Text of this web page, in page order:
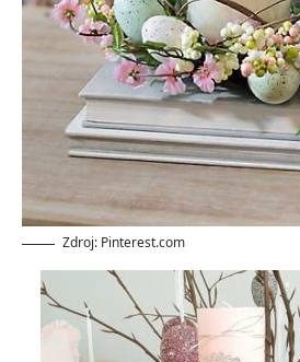
Zdroj: Pinterest.com